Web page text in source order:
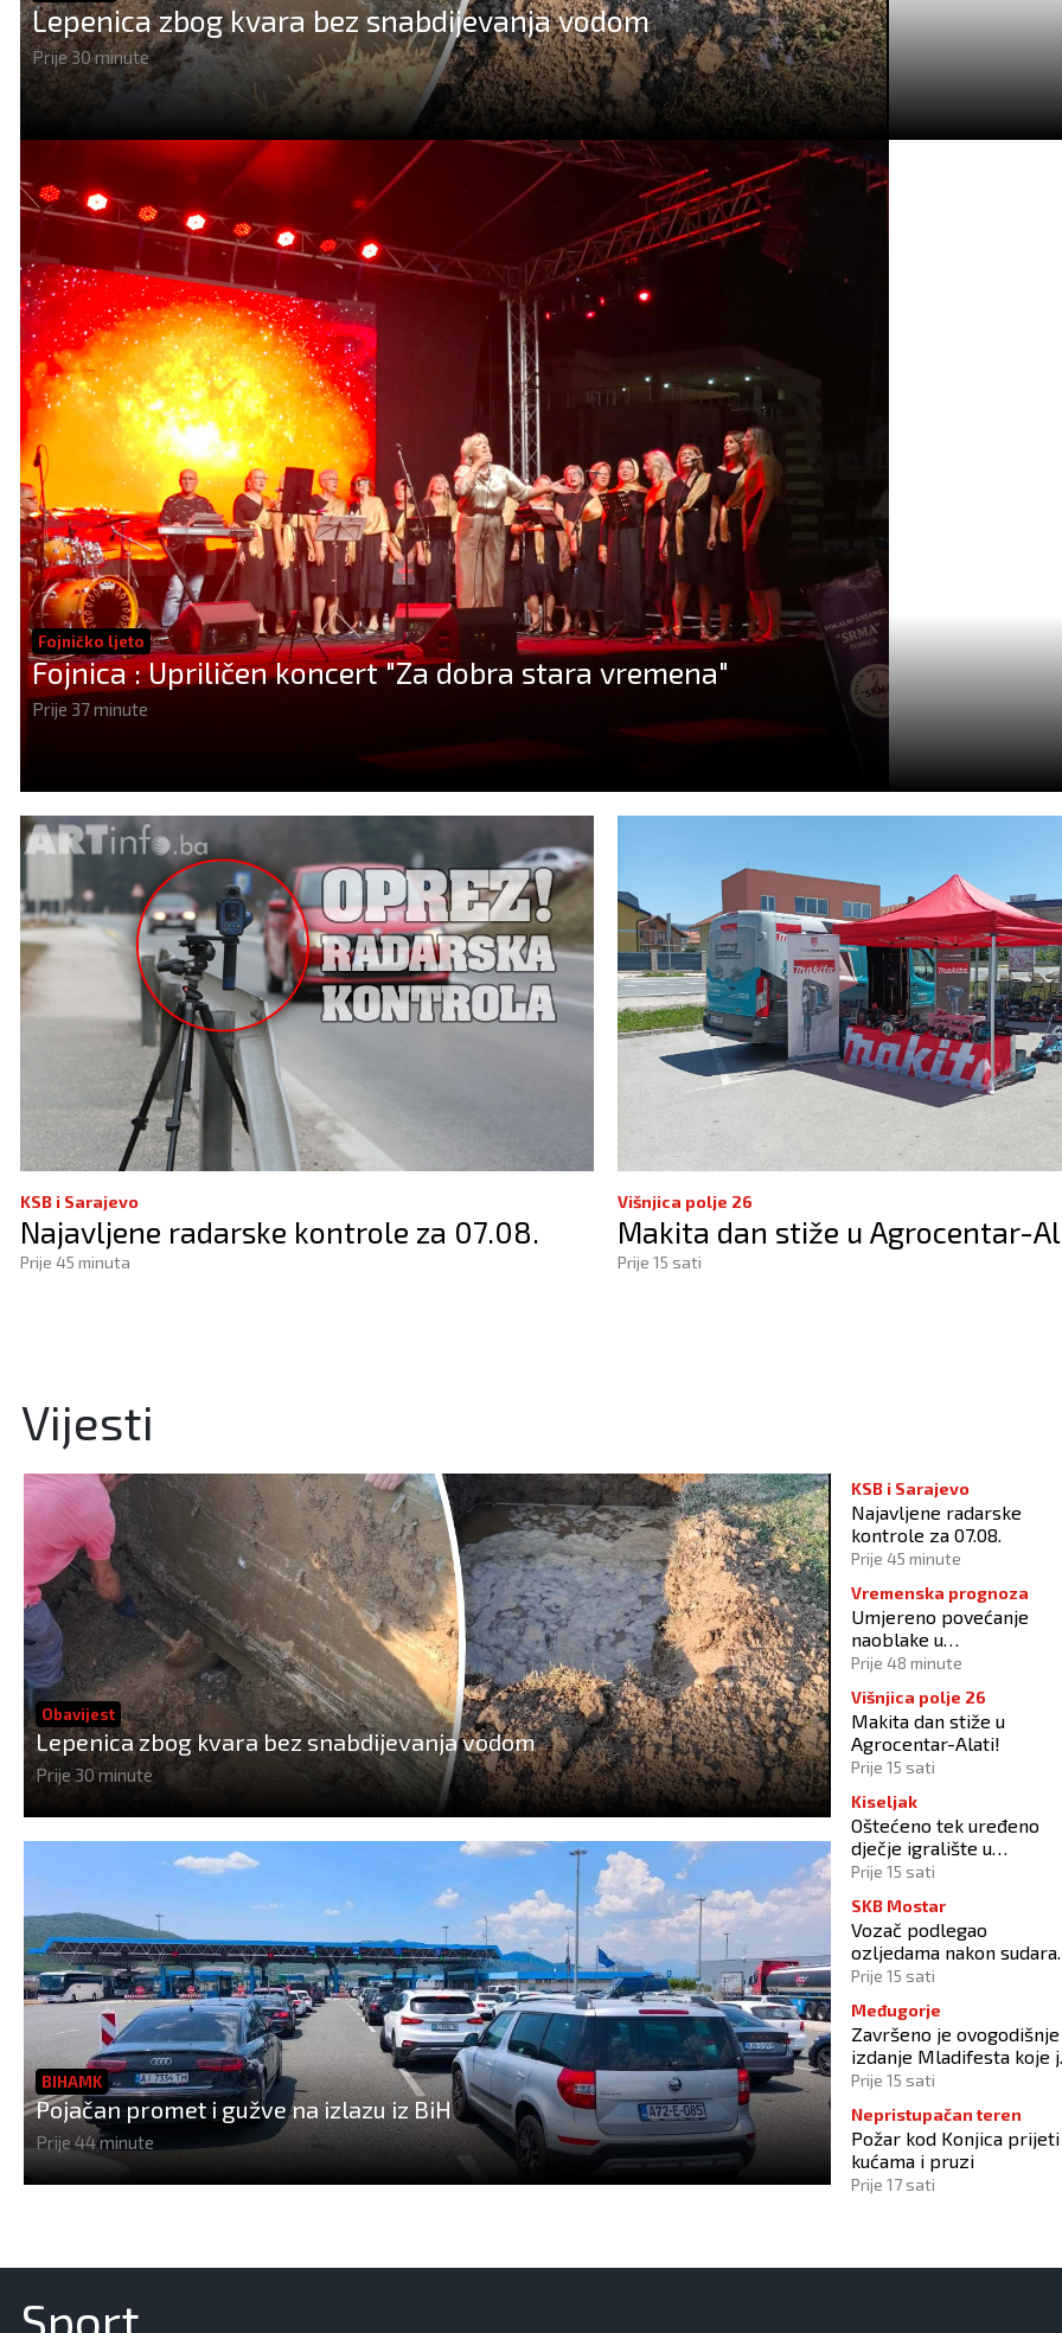
Lepenica zbog kvara bez snabdijevanja vodom
Prije 30 minute
Fojničko ljeto
Fojnica : Upriličen koncert "Za dobra stara vremena"
Prije 37 minute
KSB i Sarajevo
Najavljene radarske kontrole za 07.08.
Prije 45 minuta
Višnjica polje 26
Makita dan stiže u Agrocentar-
Prije 15 sati
Vijesti
Obavijest
Lepenica zbog kvara bez snabdijevanja vodom
Prije 30 minute
BIHAMK
Pojačan promet i gužve na izlazu iz BiH
Prije 44 minute
KSB i Sarajevo
Najavljene radarske
kontrole za 07.08.
Prije 45 minute
Vremenska prognoza
Umjereno povećanje
naoblake u
poslijepodnevnim
Prije 48 minute
Višnjica polje 26
Makita dan stiže u
Agrocentar-Alati!
Prije 15 sati
Kiseljak
Oštećeno tek uređeno
dječje igralište u
stambenom naselju
Prije 15 sati
SKB Mostar
Vozač podlegao
ozljedama nakon sudara
kod Tomislavgrada
Prije 15 sati
Međugorje
Završeno je ovogodišnje
izdanje Mladifesta koje
okupilo mlade iz 73
Prije 15 sati
Nepristupačan teren
Požar kod Konjica prijeti
kućama i pruzi
Prije 17 sati
Sport